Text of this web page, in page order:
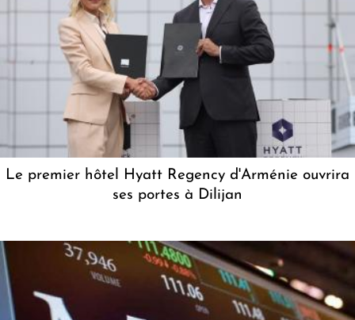
Le premier hôtel Hyatt Regency d'Arménie ouvrira
ses portes à Dilijan